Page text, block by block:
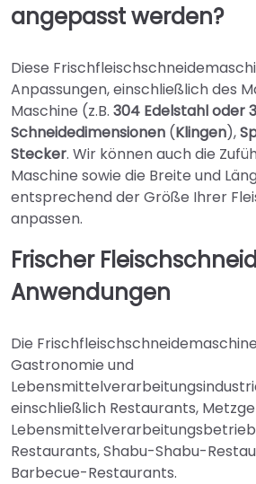
angepasst werden?
Diese
Anpassungen, einschließlich des
Maschine (z.B. 304 Edelstahl oder
Schneidedimensionen (Klingen),
Stecker. Wir können auch die
Maschine sowie die Breite und
entsprechend der Größe Ihrer
anpassen.
Frischer
Anwendungen
Die
Gastronomie und
einschließlich Restaurants,
Restaurants, Shabu-Shabu-
Barbecue-Restaurants.